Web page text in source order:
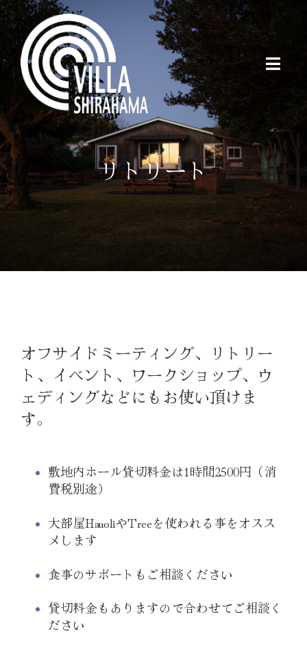
Skip
to
content
施設案内・遊び方
お部屋案内・空室状況
ご予約
アクセス
リトリート
オフサイドミーティング、リトリー
ト、イベント、ワークショップ、ウ
ェディングなどにもお使い頂けま
す。
敷地内ホール貸切料金は1時間2500円（消
費税別途）
大部屋HauoliやTreeを使われる事をオスス
メします
食事のサポートもご相談ください
貸切料金もありますので合わせてご相談く
ださい